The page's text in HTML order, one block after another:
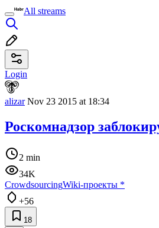
All streams
Login
alizarNov 23 2015 at 18:34
Роскомнадзор
2 min
34K
CrowdsourcingWiki-проекты *
+56
18